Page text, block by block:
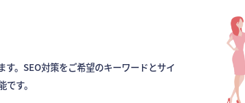
。SEO対策をご希望のキーワードとサイ
す。